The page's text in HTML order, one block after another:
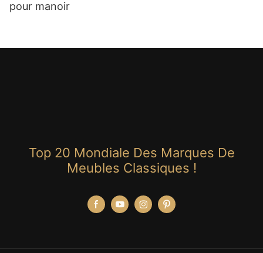
pour manoir
Top 20 Mondiale Des Marques De
Meubles Classiques !